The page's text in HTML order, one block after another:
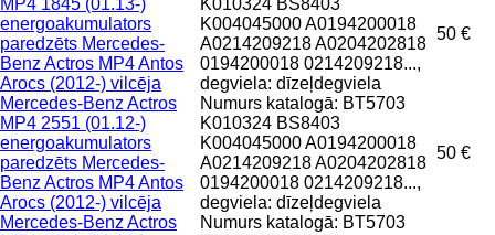
energoakumulators
paredzēts Mercedes-
Benz Actros MP4 Antos
Arocs (2012-) vilcēja
K004045000 A0194200018
A0214209218 A0204202818
0194200018 0214209218...,
degviela: dīzeļdegviela
50 €
Mercedes-Benz Actros
MP4 2551 (01.12-)
energoakumulators
paredzēts Mercedes-
Benz Actros MP4 Antos
Arocs (2012-) vilcēja
Numurs katalogā: BT5703
K010324 BS8403
K004045000 A0194200018
A0214209218 A0204202818
0194200018 0214209218...,
degviela: dīzeļdegviela
50 €
Mercedes-Benz Actros
Numurs katalogā: BT5703